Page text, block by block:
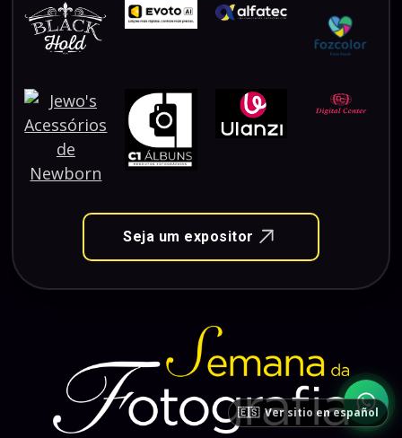
🇪🇸 Ver sitio en español
Seja um expositor